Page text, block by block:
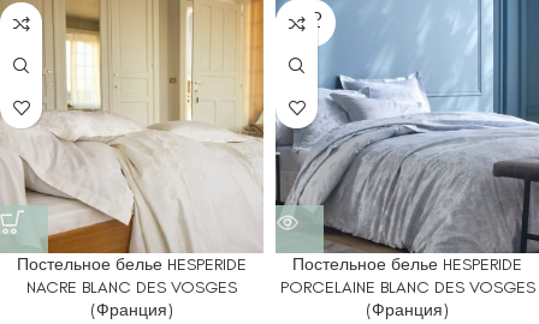
Постельное белье HESPERIDE
NACRE BLANC DES VOSGES
(Франция)
SOLD
OUT
Постельное белье HESPERIDE
PORCELAINE BLANC DES VOSGES
(Франция)